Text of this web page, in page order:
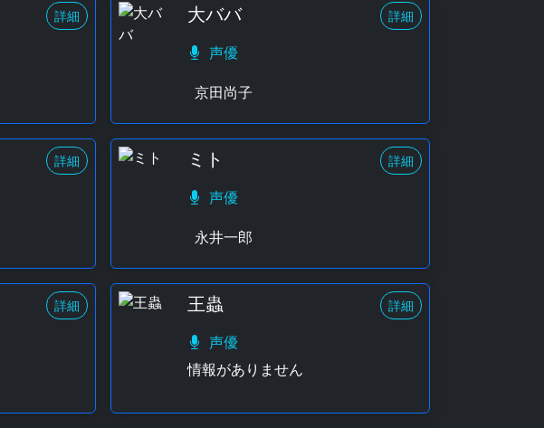
詳細 大ババ 詳細
声優
京田尚子
詳細 ミト 詳細
声優
永井一郎
詳細 王蟲 詳細
声優
情報がありません